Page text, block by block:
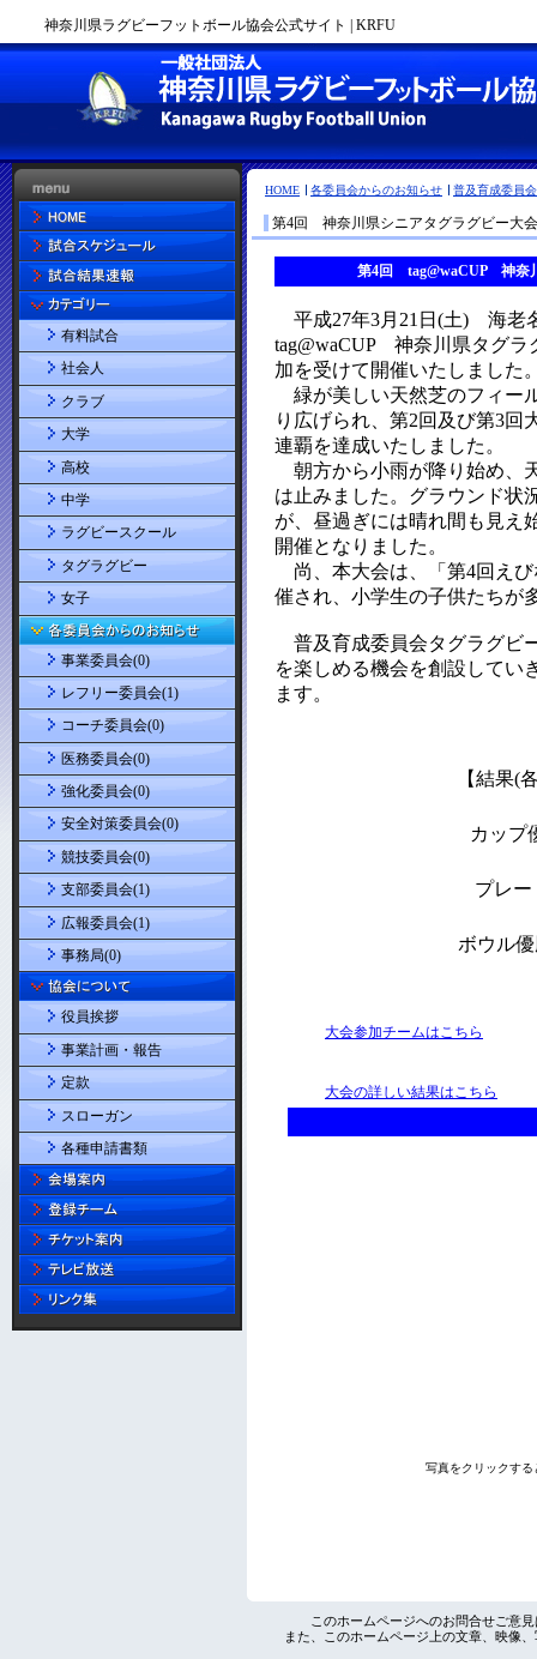
神奈川県ラグビーフットボール協会公式サイト | KRFU
HOME 各委員会からのお知らせ 普及育成委員会
第4回 神奈川県シニアタグラグビー大
有料試合
社会人
クラブ
大学
高校
中学
ラグビースクール
タグラグビー
女子
事業委員会(0)
レフリー委員会(1)
コーチ委員会(0)
医務委員会(0)
強化委員会(0)
安全対策委員会(0)
競技委員会(0)
支部委員会(1)
広報委員会(1)
事務局(0)
役員挨拶
事業計画・報告
定款
スローガン
各種申請書類
このホームページへのお問合せご意
また、このホームページ上の文章、映像